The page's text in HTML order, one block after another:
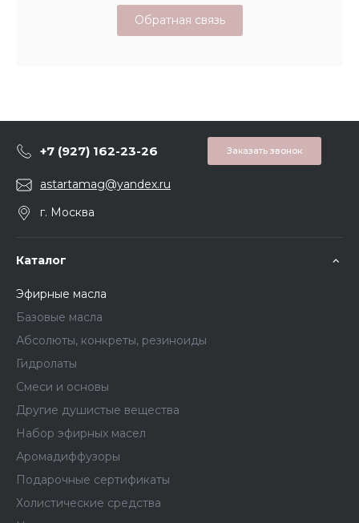
Обратная связь
+7 (927) 162-23-26 Заказать звонок
astartamag@yandex.ru
г. Москва
Каталог
Эфирные масла
Базовые масла
Абсолюты, конкреты, резиноиды
Гидролаты
Смеси и основы
Другие душистые вещества
Набор эфирных масел
Аромадиффузоры
Подарочные сертификаты
Холистические средства